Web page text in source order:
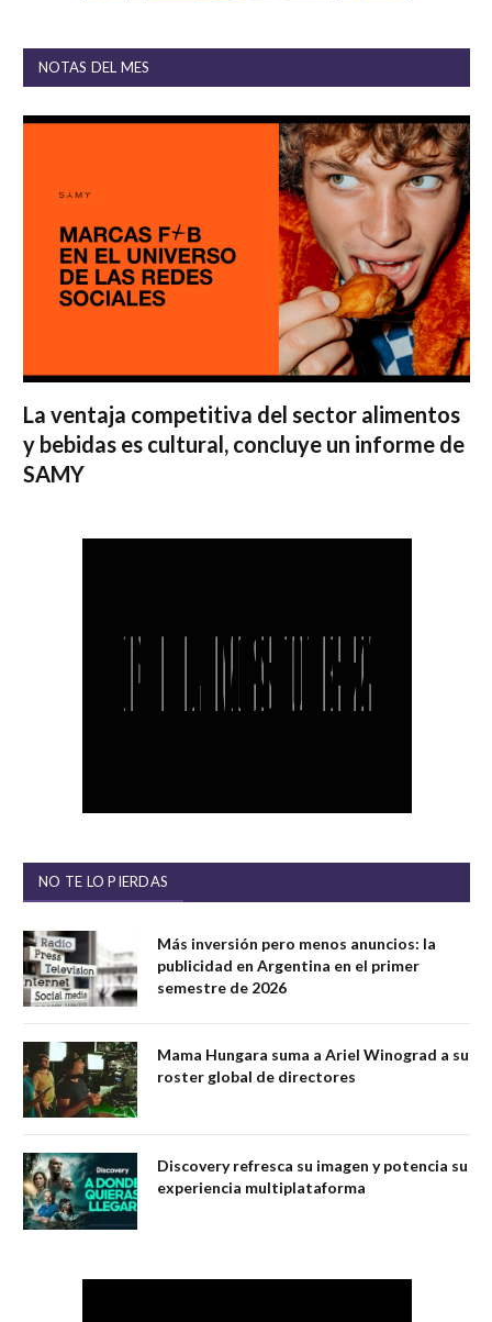
NOTAS DEL MES
La ventaja competitiva del sector alimentos
y bebidas es cultural, concluye un informe de
SAMY
NO TE LO PIERDAS
Más inversión pero menos anuncios: la
publicidad en Argentina en el primer
semestre de 2026
Mama Hungara suma a Ariel Winograd a su
roster global de directores
Discovery refresca su imagen y potencia su
experiencia multiplataforma